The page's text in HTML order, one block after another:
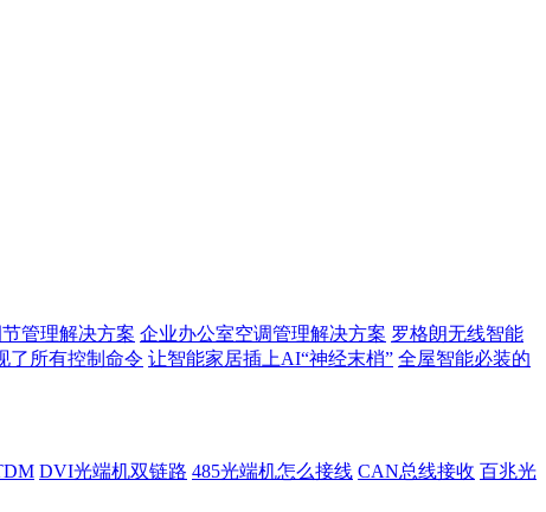
管理解决方案 企业办公室空调管理解决方案 罗格朗无线智能
了所有控制命令 让智能家居插上AI“神经末梢” 全屋智能必装的
DVI光端机双链路 485光端机怎么接线 CAN总线接收 百兆光